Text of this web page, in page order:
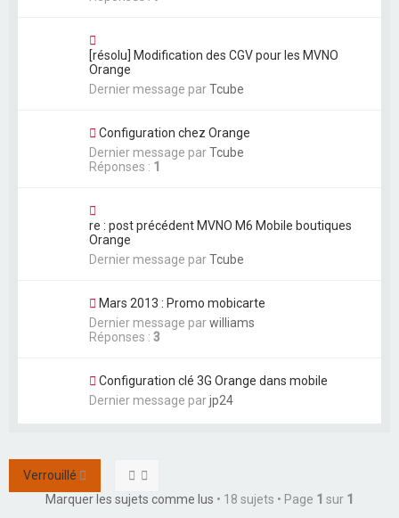
[résolu] Modification des CGV pour les MVNO
Orange
Dernier message parTcube
Configuration chez Orange
Dernier message parTcube
Réponses : 1
re : post précédent MVNO M6 Mobile boutiques
Orange
Dernier message parTcube
Mars 2013 : Promo mobicarte
Dernier message parwilliams
Réponses : 3
Configuration clé 3G Orange dans mobile
Dernier message parjp24
Verrouillé
Marquer les sujets comme lus • 18 sujets • Page 1 sur 1